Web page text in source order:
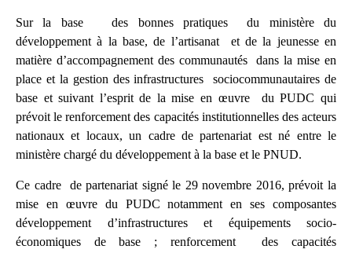
Sur la base des bonnes pratiques du ministère du
développement à la base, de l’artisanat et de la jeunesse en
matière d’accompagnement des communautés dans la mise en
place et la gestion des infrastructures sociocommunautaires de
base et suivant l’esprit de la mise en œuvre du PUDC qui
prévoit le renforcement des capacités institutionnelles des acteurs
nationaux et locaux, un cadre de partenariat est né entre le
ministère chargé du développement à la base et le PNUD.
Ce cadre de partenariat signé le 29 novembre 2016, prévoit la
mise en œuvre du PUDC notamment en ses composantes
développement d’infrastructures et équipements socio-
économiques de base ; renforcement des capacités